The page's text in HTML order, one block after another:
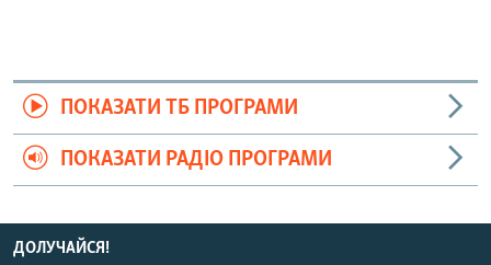
ПОКАЗАТИ ТБ ПРОГРАМИ
ПОКАЗАТИ РАДІО ПРОГРАМИ
ДОЛУЧАЙСЯ!